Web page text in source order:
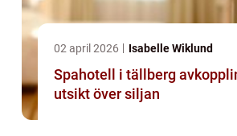
02 april 2026 Isabelle Wiklund
Spahotell i tällberg avkoppling med
utsikt över siljan